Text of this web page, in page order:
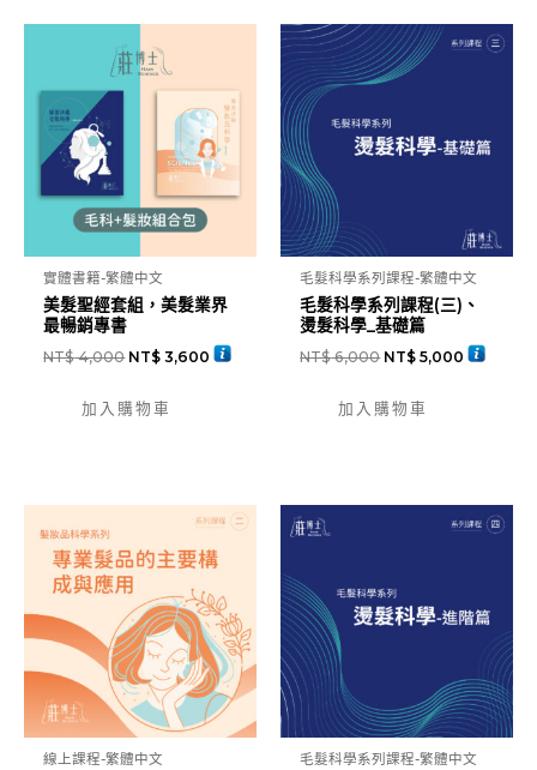
學
量
實體書籍-繁體中文
美髮聖經套組，美髮業界
最暢銷專書
NT$4,000 NT$ 3,600
加入購物車
毛髮科學系列課程-繁體中文
毛髮科學系列課程(三)、
燙髮科學_基礎篇
NT$6,000 NT$ 5,000
加入購物車
線上課程-繁體中文 毛髮科學系列課程-繁體中文